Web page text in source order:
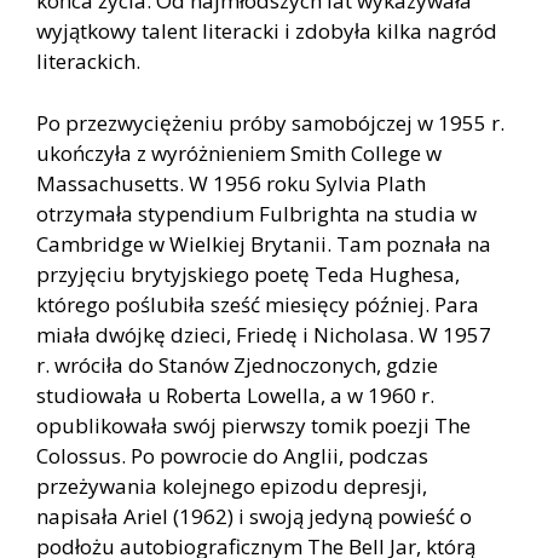
wyjątkowy talent literacki i zdobyła kilka nagród
literackich.
Po przezwyciężeniu próby samobójczej w 1955 r.
ukończyła z wyróżnieniem Smith College w
Massachusetts. W 1956 roku Sylvia Plath
otrzymała stypendium Fulbrighta na studia w
Cambridge w Wielkiej Brytanii. Tam poznała na
przyjęciu brytyjskiego poetę Teda Hughesa,
którego poślubiła sześć miesięcy później. Para
miała dwójkę dzieci, Friedę i Nicholasa. W 1957
r. wróciła do Stanów Zjednoczonych, gdzie
studiowała u Roberta Lowella, a w 1960 r.
opublikowała swój pierwszy tomik poezji The
Colossus. Po powrocie do Anglii, podczas
przeżywania kolejnego epizodu depresji,
napisała Ariel (1962) i swoją jedyną powieść o
podłożu autobiograficznym The Bell Jar, którą